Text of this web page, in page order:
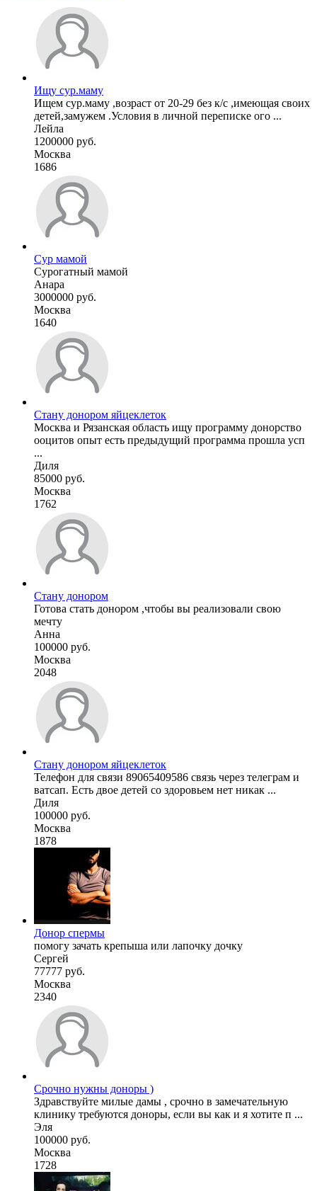
Ищу сур.маму
Ищем сур.маму ,возраст от 20-29 без к/с ,имеющая своих
детей,замужем .Условия в личной переписке ого ...
Лейла
1200000 руб.
Москва
1686
Сур мамой
Сурогатный мамой
Анара
3000000 руб.
Москва
1640
Стану донором яйцеклеток
Москва и Рязанская область ищу программу донорство
ооцитов опыт есть предыдущий программа прошла усп
...
Диля
85000 руб.
Москва
1762
Стану донором
Готова стать донором ,чтобы вы реализовали свою
мечту
Анна
100000 руб.
Москва
2048
Стану донором яйцеклеток
Телефон для связи 89065409586 связь через телеграм и
ватсап. Есть двое детей со здоровьем нет никак ...
Диля
100000 руб.
Москва
1878
Донор спермы
помогу зачать крепыша или лапочку дочку
Сергей
77777 руб.
Москва
2340
Срочно нужны доноры )
Здравствуйте милые дамы , срочно в замечательную
клинику требуются доноры, если вы как и я хотите п ...
Эля
100000 руб.
Москва
1728